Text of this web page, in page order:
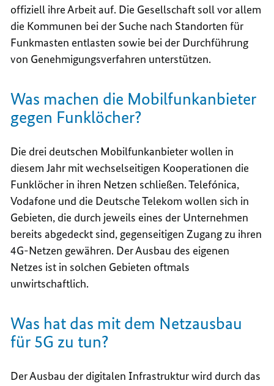
offiziell ihre Arbeit auf. Die Gesellschaft soll vor allem
die Kommunen bei der Suche nach Standorten für
Funkmasten entlasten sowie bei der Durchführung
von Genehmigungsverfahren unterstützen.
Was machen die Mobilfunkanbieter
gegen Funklöcher?
Die drei deutschen Mobilfunkanbieter wollen in
diesem Jahr mit wechselseitigen Kooperationen die
Funklöcher in ihren Netzen schließen. Telefónica,
Vodafone und die Deutsche Telekom wollen sich in
Gebieten, die durch jeweils eines der Unternehmen
bereits abgedeckt sind, gegenseitigen Zugang zu ihren
4G-Netzen gewähren. Der Ausbau des eigenen
Netzes ist in solchen Gebieten oftmals
unwirtschaftlich.
Was hat das mit dem Netzausbau
für 5G zu tun?
Der Ausbau der digitalen Infrastruktur wird durch das